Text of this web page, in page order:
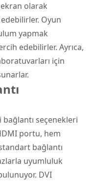
olarak
Oyun
yapmak
edebilirler. Ayrıca,
için
seçenekleri
portu, hem
bağlantı
uyumluluk
DVI